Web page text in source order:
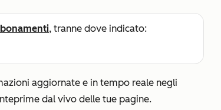
, tranne dove indicato:
aggiornate e in tempo reale negli
dal vivo delle tue pagine.